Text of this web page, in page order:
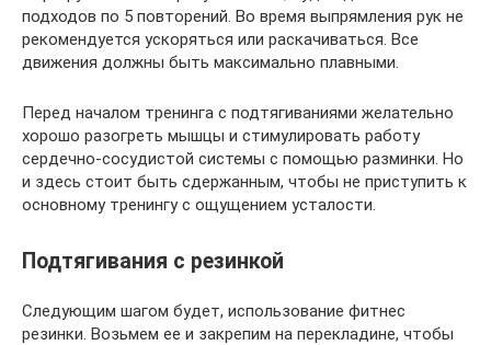
подходов по 5 повторений. Во время выпрямления рук не
рекомендуется ускоряться или раскачиваться. Все
движения должны быть максимально плавными.
Перед началом тренинга с подтягиваниями желательно
хорошо разогреть мышцы и стимулировать работу
сердечно-сосудистой системы с помощью разминки. Но
и здесь стоит быть сдержанным, чтобы не приступить к
основному тренингу с ощущением усталости.
Подтягивания с резинкой
Следующим шагом будет, использование фитнес
резинки. Возьмем ее и закрепим на перекладине, чтобы